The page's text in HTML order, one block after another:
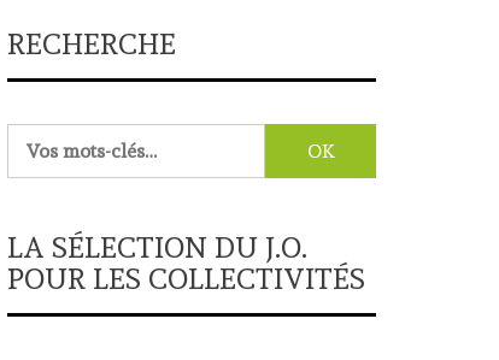
RECHERCHE
LA SÉLECTION DU J.O.
POUR LES COLLECTIVITÉS